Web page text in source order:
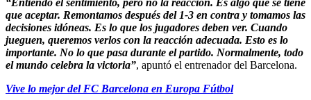
que aceptar. Remontamos después del 1-3 en contra y tomamos las
decisiones idóneas. Es lo que los jugadores deben ver. Cuando
jueguen, queremos verlos con la reacción adecuada. Esto es lo
importante. No lo que pasa durante el partido. Normalmente, todo
el mundo celebra la victoria”, apuntó el entrenador del Barcelona.
Vive lo mejor del FC Barcelona en Europa Fútbol